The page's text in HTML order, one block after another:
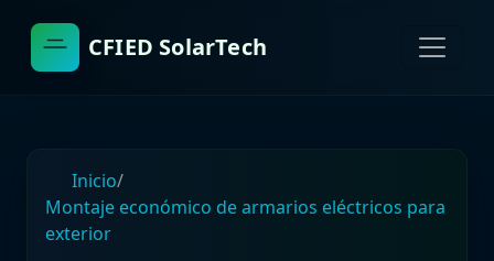
CFIED SolarTech
Inicio/
Montaje económico de armarios eléctricos para
exterior